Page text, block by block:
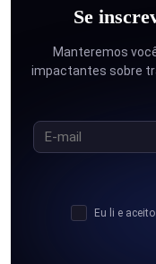
Se
Manteremos
impactantes sobre
Eu li e